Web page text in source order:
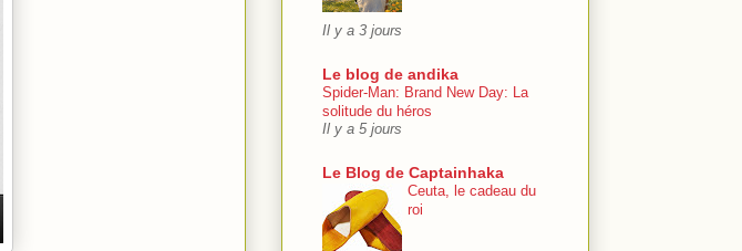
Il y a 3 jours
Le blog de andika
Spider-Man: Brand New Day: La
solitude du héros
Il y a 5 jours
Le Blog de Captainhaka
Ceuta, le cadeau du
roi